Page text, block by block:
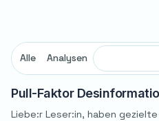
Alle Analysen
Pull-Faktor
Liebe:r Leser:in, haben